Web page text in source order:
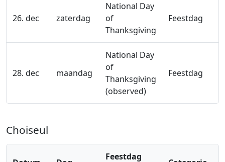
26. dec zaterdag
National Day
of
Thanksgiving
Feestdag
28. dec maandag
National Day
of
Thanksgiving
(observed)
Feestdag
Choiseul
Feestdag